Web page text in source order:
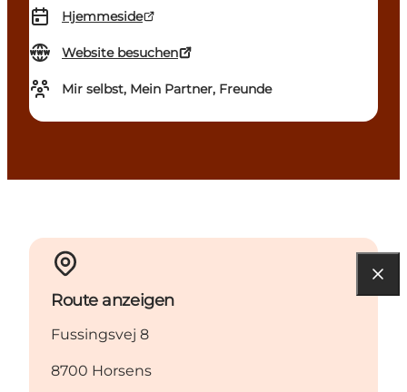
Hjemmeside
Website besuchen
Mir selbst, Mein Partner, Freunde
Route anzeigen
Fussingsvej 8
8700 Horsens